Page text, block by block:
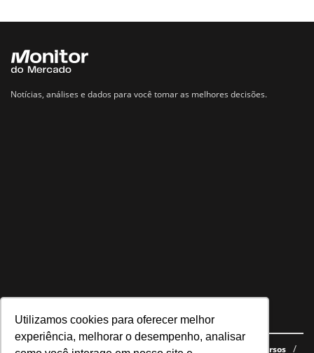
Utilizamos cookies para oferecer melhor
experiência, melhorar o desempenho, analisar
Notícias, análises e dados para você tomar as melhores decisões.
Navegue no site
Últimas notícias Quem somos E-books gratuitos Cursos